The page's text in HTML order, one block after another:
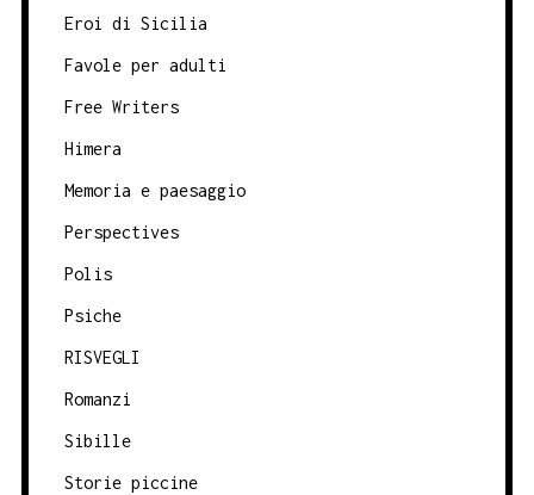
Eroi di Sicilia
Favole per adulti
Free Writers
Himera
Memoria e paesaggio
Perspectives
Polis
Psiche
RISVEGLI
Romanzi
Sibille
Storie piccine